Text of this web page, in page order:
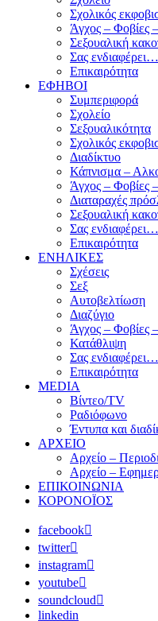
Σχολικός
Άγχος – Φοβίες
Σεξουαλική
Σας ενδιαφέρει…
Επικαιρότητα
ΕΦΗΒΟΙ
Συμπεριφορά
Σχολείο
Σεξουαλικότητα
Σχολικός
Διαδίκτυο
Κάπνισμα –
Άγχος – Φοβίες
Διαταραχές
Σεξουαλική
Σας ενδιαφέρει…
Επικαιρότητα
ΕΝΗΛΙΚΕΣ
Σχέσεις
Σεξ
Αυτοβελτίωση
Διαζύγιο
Άγχος – Φοβίες
Κατάθλιψη
Σας ενδιαφέρει…
Επικαιρότητα
MEDIA
Βίντεο/TV
Ραδιόφωνο
Έντυπα και
ΑΡΧΕΙΟ
Αρχείο –
Αρχείο –
ΕΠΙΚΟΙΝΩΝΙΑ
ΚΟΡΟΝΟΪΟΣ
facebook
twitter
instagram
youtube
soundcloud
linkedin